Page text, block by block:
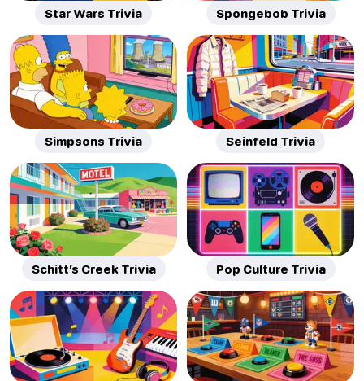
Star Wars Trivia Spongebob Trivia
Simpsons Trivia Seinfeld Trivia
Schitt’s Creek Trivia Pop Culture Trivia